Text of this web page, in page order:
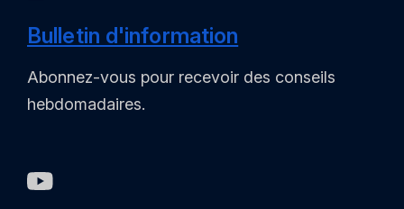
Bulletin d'information
Abonnez-vous pour recevoir des conseils
hebdomadaires.